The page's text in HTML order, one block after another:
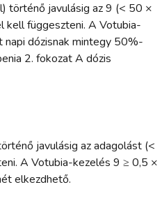
történő javulásig az 9 (< 50 ×
kell függeszteni. A Votubia-
napi dózisnak mintegy 50%-
2. fokozat A dózis
javulásig az adagolást (<
A Votubia-kezelés 9 ≥ 0,5 ×
elkezdhető.